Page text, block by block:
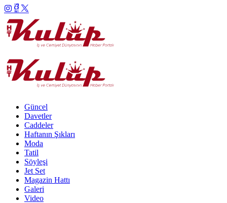
Güncel
Davetler
Caddeler
Haftanın Şıkları
Moda
Tatil
Söyleşi
Jet Set
Magazin Hattı
Galeri
Video